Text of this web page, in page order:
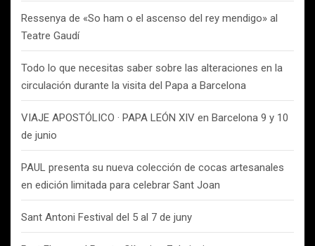
Ressenya de «So ham o el ascenso del rey mendigo» al
Teatre Gaudí
Todo lo que necesitas saber sobre las alteraciones en la
circulación durante la visita del Papa a Barcelona
VIAJE APOSTÓLICO · PAPA LEÓN XIV en Barcelona 9 y 10
de junio
PAUL presenta su nueva colección de cocas artesanales
en edición limitada para celebrar Sant Joan
Sant Antoni Festival del 5 al 7 de juny